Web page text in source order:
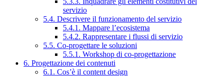
servizio
5.4. Descrivere il funzionamento del servizio
5.4.1. Mappare l’ecosistema
5.4.2. Rappresentare i flussi di servizio
5.5. Co-progettare le soluzioni
5.5.1. Workshop di co-progettazione
6. Progettazione dei contenuti
6.1. Cos’è il content design